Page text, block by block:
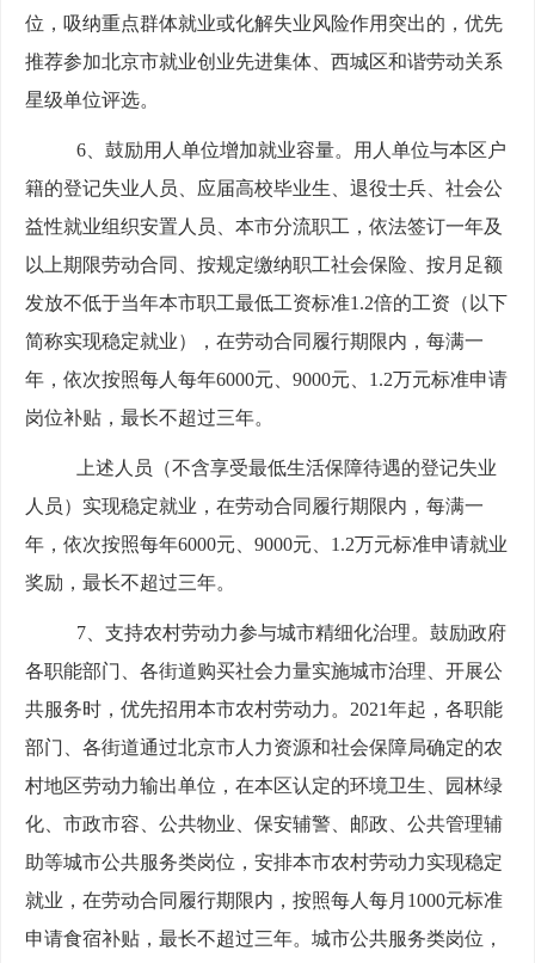
位，吸纳重点群体就业或化解失业风险作用突出的，优先
推荐参加北京市就业创业先进集体、西城区和谐劳动关系
星级单位评选。
6、鼓励用人单位增加就业容量。用人单位与本区户
籍的登记失业人员、应届高校毕业生、退役士兵、社会公
益性就业组织安置人员、本市分流职工，依法签订一年及
以上期限劳动合同、按规定缴纳职工社会保险、按月足额
发放不低于当年本市职工最低工资标准1.2倍的工资（以下
简称实现稳定就业），在劳动合同履行期限内，每满一
年，依次按照每人每年6000元、9000元、1.2万元标准申请
岗位补贴，最长不超过三年。
上述人员（不含享受最低生活保障待遇的登记失业
人员）实现稳定就业，在劳动合同履行期限内，每满一
年，依次按照每年6000元、9000元、1.2万元标准申请就业
奖励，最长不超过三年。
7、支持农村劳动力参与城市精细化治理。鼓励政府
各职能部门、各街道购买社会力量实施城市治理、开展公
共服务时，优先招用本市农村劳动力。2021年起，各职能
部门、各街道通过北京市人力资源和社会保障局确定的农
村地区劳动力输出单位，在本区认定的环境卫生、园林绿
化、市政市容、公共物业、保安辅警、邮政、公共管理辅
助等城市公共服务类岗位，安排本市农村劳动力实现稳定
就业，在劳动合同履行期限内，按照每人每月1000元标准
申请食宿补贴，最长不超过三年。城市公共服务类岗位，